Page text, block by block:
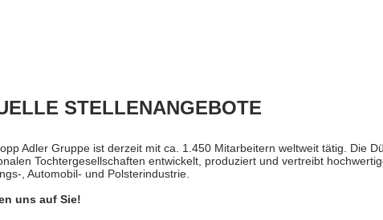
STELLENANGEBOTE
Adler Gruppe ist derzeit mit ca. 1.450 Mitarbeitern weltweit tätig. Die
Tochtergesellschaften entwickelt, produziert und vertreibt
, Automobil- und Polsterindustrie.
uns auf Sie!